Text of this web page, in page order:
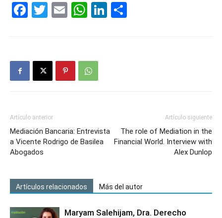
Facebook
Twitter
EmailWhatsApp
LinkedIn
Artículo anterior
Mediación Bancaria: Entrevista
a Vicente Rodrigo de Basilea
Abogados
Artículo siguiente
The role of Mediation in the
Financial World. Interview with
Alex Dunlop
Artículos relacionados Más del autor
Maryam Salehijam, Dra. Derecho